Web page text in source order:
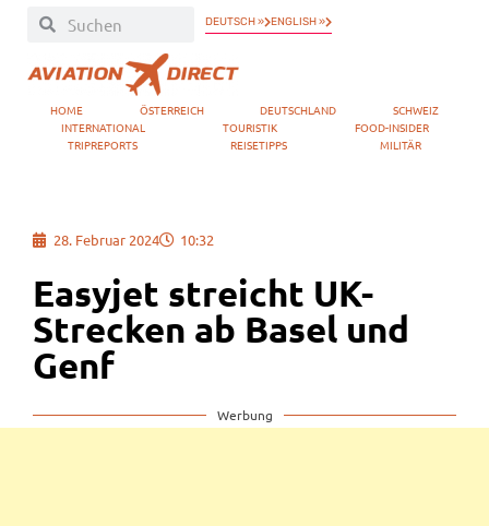
DEUTSCH » ENGLISH »
HOME ÖSTERREICH DEUTSCHLAND
SCHWEIZ
INTERNATIONAL
TOURISTIK
FOOD-INSIDER
TRIPREPORTS
REISETIPPS MILITÄR
28. Februar 2024 10:32
Easyjet streicht UK-
Strecken ab Basel und
Genf
Werbung